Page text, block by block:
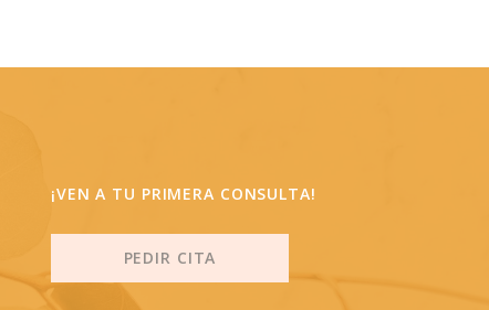
¡VEN A TU PRIMERA CONSULTA!
PEDIR CITA